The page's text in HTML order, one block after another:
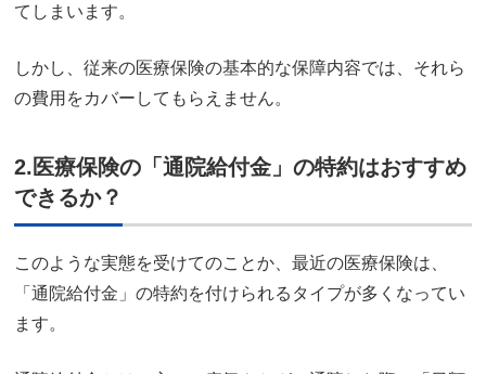
てしまいます。
しかし、従来の医療保険の基本的な保障内容では、それら
の費用をカバーしてもらえません。
2.医療保険の「通院給付金」の特約はおすすめ
できるか？
このような実態を受けてのことか、最近の医療保険は、
「通院給付金」の特約を付けられるタイプが多くなってい
ます。